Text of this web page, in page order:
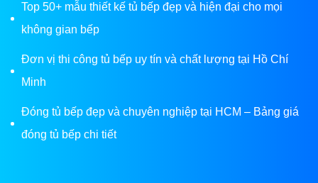
Top 50+ mẫu thiết kế tủ bếp đẹp và hiện đại cho mọi
không gian bếp
Đơn vị thi công tủ bếp uy tín và chất lượng tại Hồ Chí
Minh
Đóng tủ bếp đẹp và chuyên nghiệp tại HCM – Bảng giá
đóng tủ bếp chi tiết